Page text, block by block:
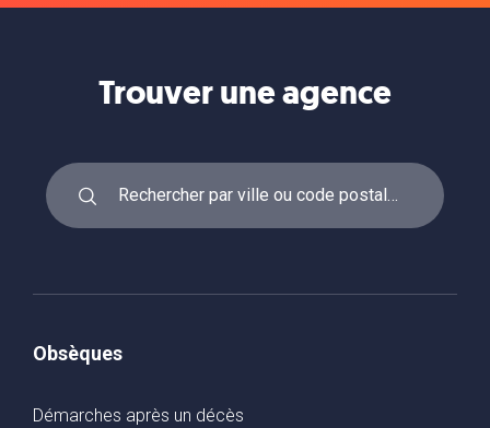
Trouver une agence
Obsèques
Démarches après un décès